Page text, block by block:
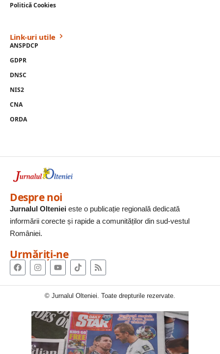
Politică Cookies
Link-uri utile
ANSPDCP
GDPR
DNSC
NIS2
CNA
ORDA
Despre noi
Jurnalul Olteniei este o publicație regională dedicată
informării corecte și rapide a comunităților din sud-vestul
României.
Urmăriți-ne
© Jurnalul Olteniei. Toate drepturile rezervate.